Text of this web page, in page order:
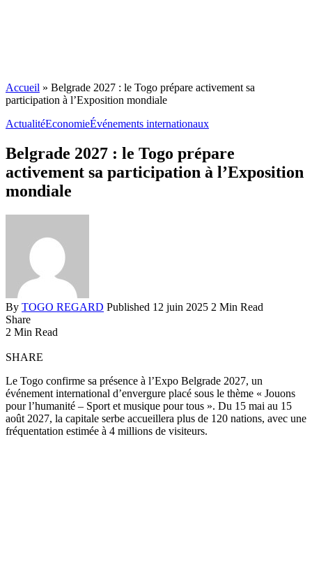
Accueil » Belgrade 2027 : le Togo prépare activement sa
participation à l’Exposition mondiale
ActualitéEconomieÉvénements internationaux
Belgrade 2027 : le Togo prépare
activement sa participation à l’Exposition
mondiale
By TOGO REGARD Published 12 juin 2025 2 Min Read
Share
2 Min Read
SHARE
Le Togo confirme sa présence à l’Expo Belgrade 2027, un
événement international d’envergure placé sous le thème « Jouons
pour l’humanité – Sport et musique pour tous ». Du 15 mai au 15
août 2027, la capitale serbe accueillera plus de 120 nations, avec une
fréquentation estimée à 4 millions de visiteurs.